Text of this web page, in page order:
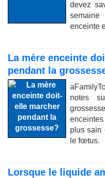
devez
enceinte
La mère enceinte
pendant la
notes
plus sain
le fœtus.
Lorsque le liquide